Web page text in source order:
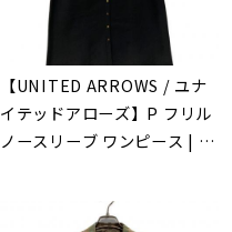
【UNITED ARROWS / ユナ
イテッドアローズ】P フリル
ノースリーブ ワンピース | 大
洗練シルエットと上質な日常